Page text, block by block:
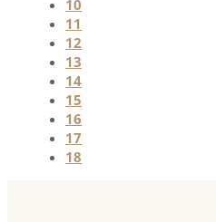
10
11
12
13
14
15
16
17
18